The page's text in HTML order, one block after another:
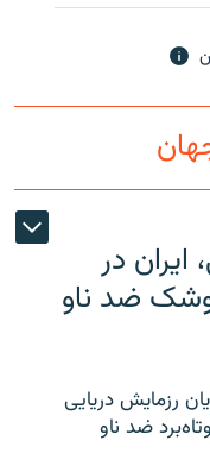
در
ضد ناو
رزمایش دریایی
ضد ناو